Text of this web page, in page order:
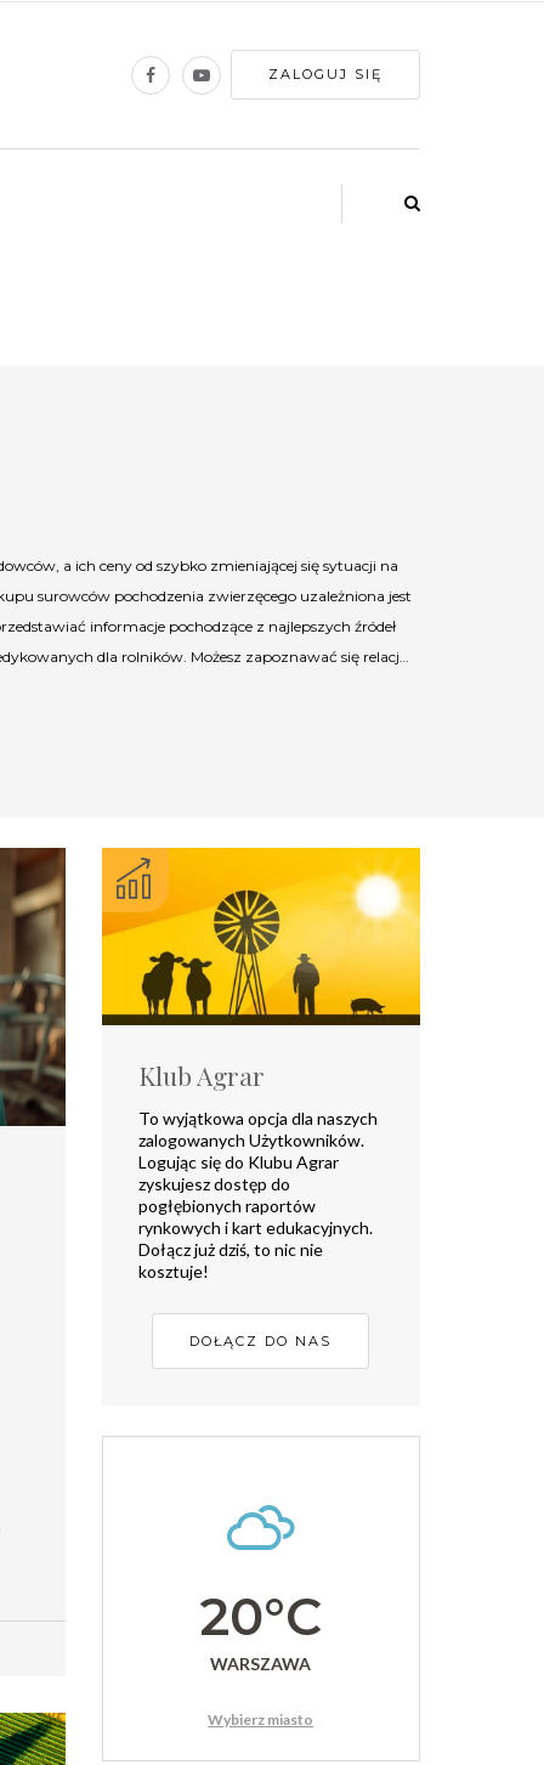
ZALOGUJ SIĘ
a ich ceny od szybko zmieniającej się sytuacji na
surowców pochodzenia zwierzęcego uzależniona jest
informacje pochodzące z najlepszych źródeł
dla rolników. Możesz zapoznawać się relacj…
Klub Agrar
To wyjątkowa opcja dla naszych
zalogowanych Użytkowników.
Logując się do Klubu Agrar
zyskujesz dostęp do
pogłębionych raportów
rynkowych i kart edukacyjnych.
Dołącz już dziś, to nic nie
kosztuje!
DOŁĄCZ DO NAS
20°C
WARSZAWA
Wybierz miasto